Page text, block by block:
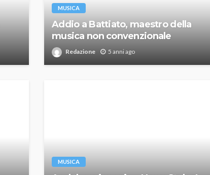
MUSICA
Addio a Battiato, maestro della
musica non convenzionale
Redazione 5 anni ago
MUSICA